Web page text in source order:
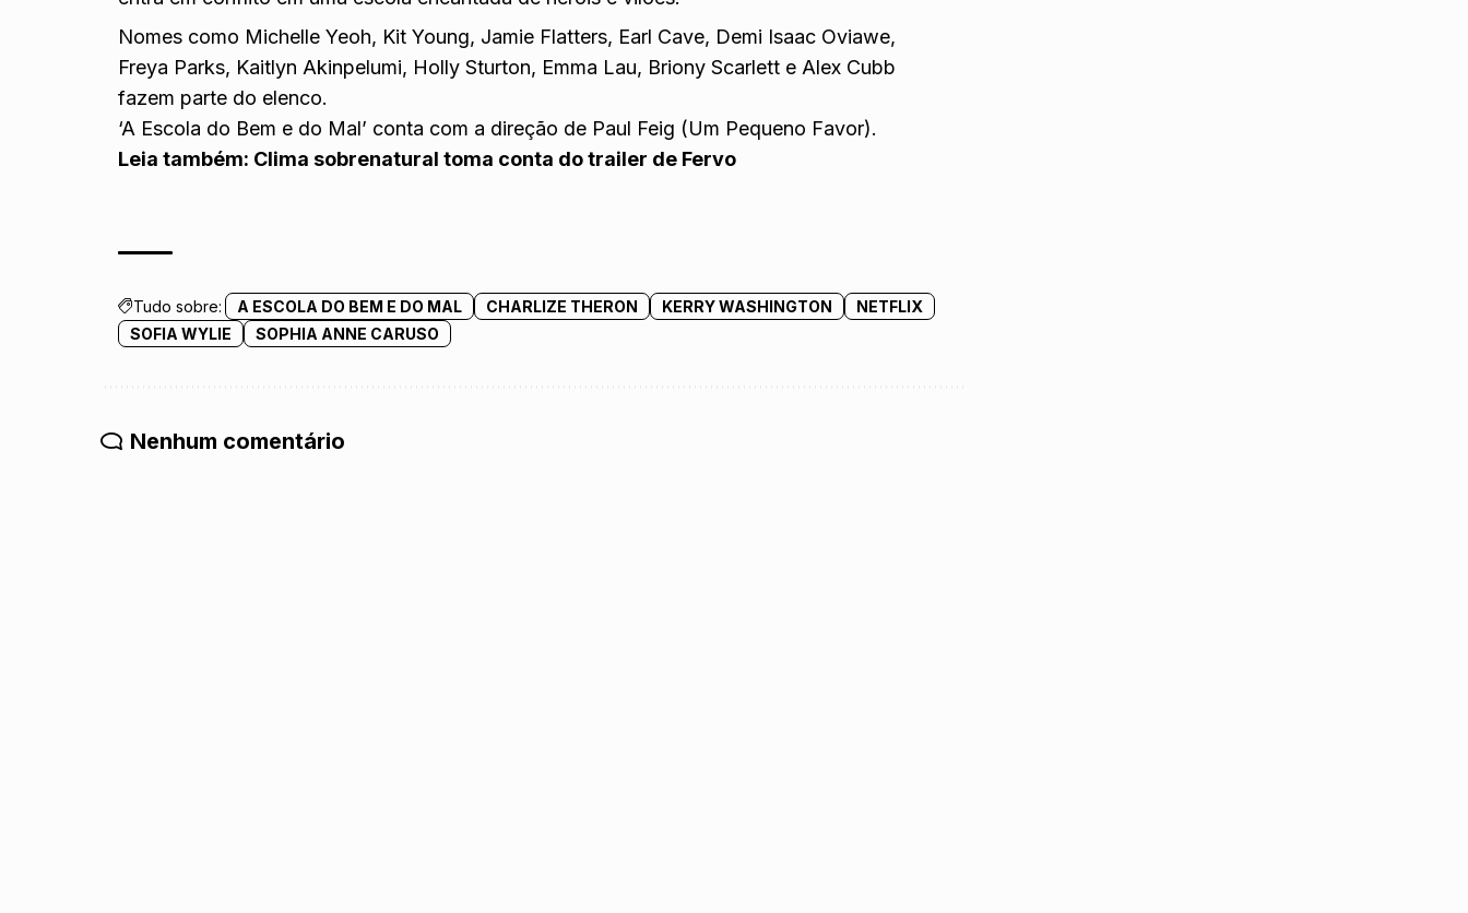
Nomes como Michelle Yeoh, Kit Young, Jamie Flatters, Earl Cave, Demi Isaac Oviawe,
Freya Parks, Kaitlyn Akinpelumi, Holly Sturton, Emma Lau, Briony Scarlett e Alex Cubb
fazem parte do elenco.
‘A Escola do Bem e do Mal’ conta com a direção de Paul Feig (Um Pequeno Favor).
Leia também: Clima sobrenatural toma conta do trailer de Fervo
Tudo sobre: A ESCOLA DO BEM E DO MAL CHARLIZE THERON KERRY WASHINGTON
NETFLIX
SOFIA WYLIE
SOPHIA ANNE CARUSO
Nenhum comentário